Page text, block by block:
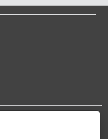
6 - 40124